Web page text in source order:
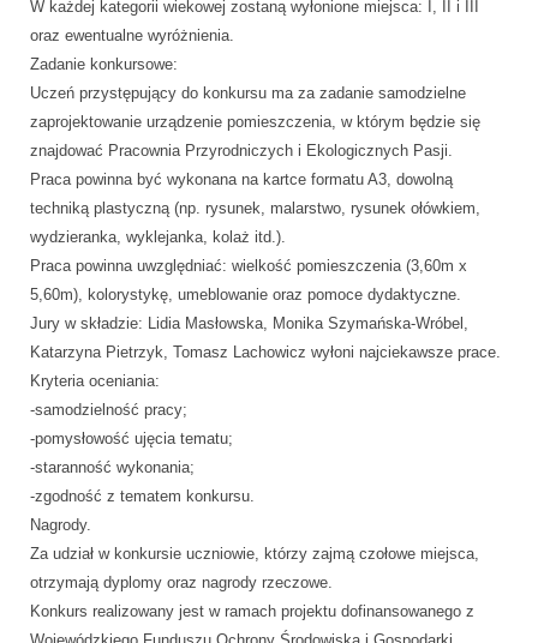
W każdej kategorii wiekowej zostaną wyłonione miejsca: I, II i III
oraz ewentualne wyróżnienia.
Zadanie konkursowe:
Uczeń przystępujący do konkursu ma za zadanie samodzielne
zaprojektowanie urządzenie pomieszczenia, w którym będzie się
znajdować Pracownia Przyrodniczych i Ekologicznych Pasji.
Praca powinna być wykonana na kartce formatu A3, dowolną
techniką plastyczną (np. rysunek, malarstwo, rysunek ołówkiem,
wydzieranka, wyklejanka, kolaż itd.).
Praca powinna uwzględniać: wielkość pomieszczenia (3,60m x
5,60m), kolorystykę, umeblowanie oraz pomoce dydaktyczne.
Jury w składzie: Lidia Masłowska, Monika Szymańska-Wróbel,
Katarzyna Pietrzyk, Tomasz Lachowicz wyłoni najciekawsze prace.
Kryteria oceniania:
-samodzielność pracy;
-pomysłowość ujęcia tematu;
-staranność wykonania;
-zgodność z tematem konkursu.
Nagrody.
Za udział w konkursie uczniowie, którzy zajmą czołowe miejsca,
otrzymają dyplomy oraz nagrody rzeczowe.
Konkurs realizowany jest w ramach projektu dofinansowanego z